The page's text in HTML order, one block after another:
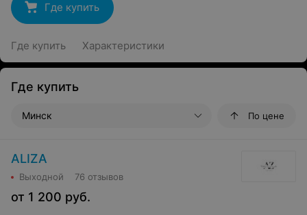
Где купить
Где купить Характеристики
Где купить
Минск По цене
ALIZA
Выходной 76 отзывов
от 1 200 руб.